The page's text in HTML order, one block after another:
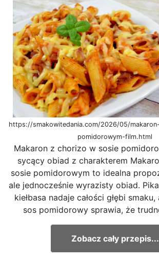
https://smakowitedania.com/2026/05/
pomidorowym-film.html
Makaron z chorizo w sosie
sycący obiad z charakterem
sosie pomidorowym to idealna
ale jednocześnie wyrazisty obiad.
kiełbasa nadaje całości głębi
sos pomidorowy sprawia, że
Zobacz cały przepis...